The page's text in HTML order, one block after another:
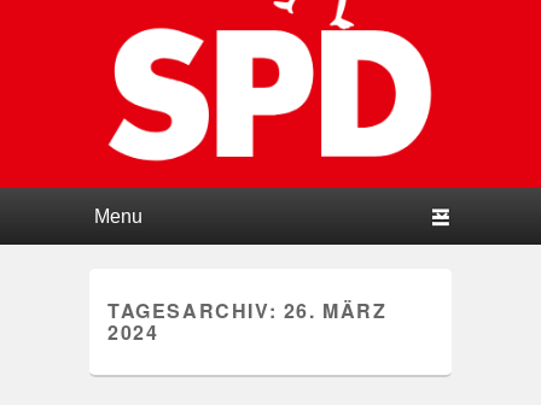
TAGESARCHIV: 26. MÄRZ
2024